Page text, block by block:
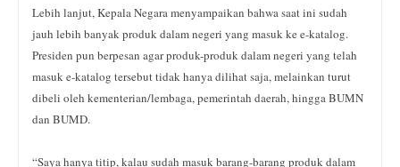
Lebih lanjut, Kepala Negara menyampaikan bahwa saat ini sudah
jauh lebih banyak produk dalam negeri yang masuk ke e-katalog.
Presiden pun berpesan agar produk-produk dalam negeri yang telah
masuk e-katalog tersebut tidak hanya dilihat saja, melainkan turut
dibeli oleh kementerian/lembaga, pemerintah daerah, hingga BUMN
dan BUMD.
“Saya hanya titip, kalau sudah masuk barang-barang produk dalam